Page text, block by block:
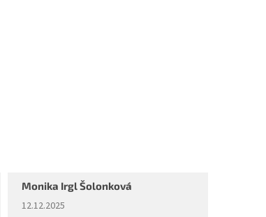
Monika Irgl Šolonková
Hodnocení obchodu je 5 z 5 hvězdiček.
12.12.2025